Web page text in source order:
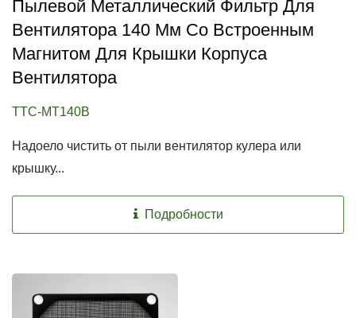
Пылевой Металлический Фильтр Для
Вентилятора 140 Мм Со Встроенным
Магнитом Для Крышки Корпуса
Вентилятора
TTC-MT140B
Надоело чистить от пыли вентилятор кулера или
крышку...
Подробности